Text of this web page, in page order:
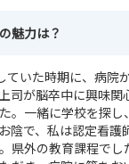
魅力は？
ていた時期に、病院
司が脳卒中に興味関
。一緒に学校を探
陰で、私は認定看護
県外の教育課程で